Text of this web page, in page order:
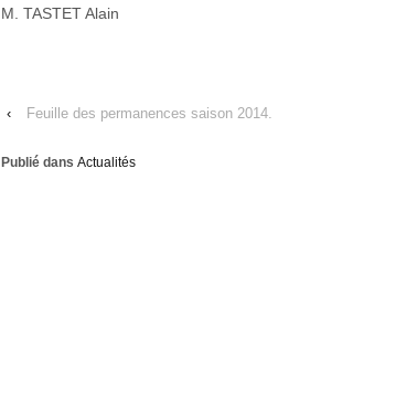
M. TASTET Alain
‹ Feuille des permanences saison 2014.
Publié dans Actualités